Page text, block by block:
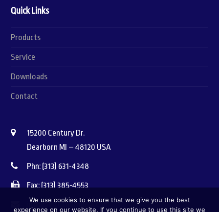
Quick Links
Products
Service
Downloads
Contact
15200 Century Dr.
Dearborn MI – 48120 USA
Phn: (313) 631-4348
Fax: (313) 385-4553
info@vitothermusa.com
We use cookies to ensure that we give you the best
experience on our website. If you continue to use this site we